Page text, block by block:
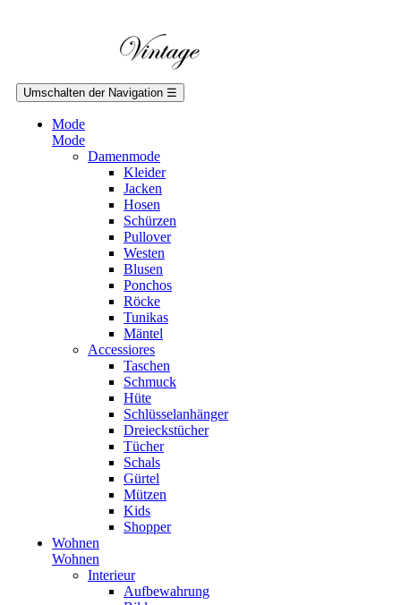
Umschalten der Navigation ☰
Mode
Mode
Damenmode
Kleider
Jacken
Hosen
Schürzen
Pullover
Westen
Blusen
Ponchos
Röcke
Tunikas
Mäntel
Accessiores
Taschen
Schmuck
Hüte
Schlüsselanhänger
Dreieckstücher
Tücher
Schals
Gürtel
Mützen
Kids
Shopper
Wohnen
Wohnen
Interieur
Aufbewahrung